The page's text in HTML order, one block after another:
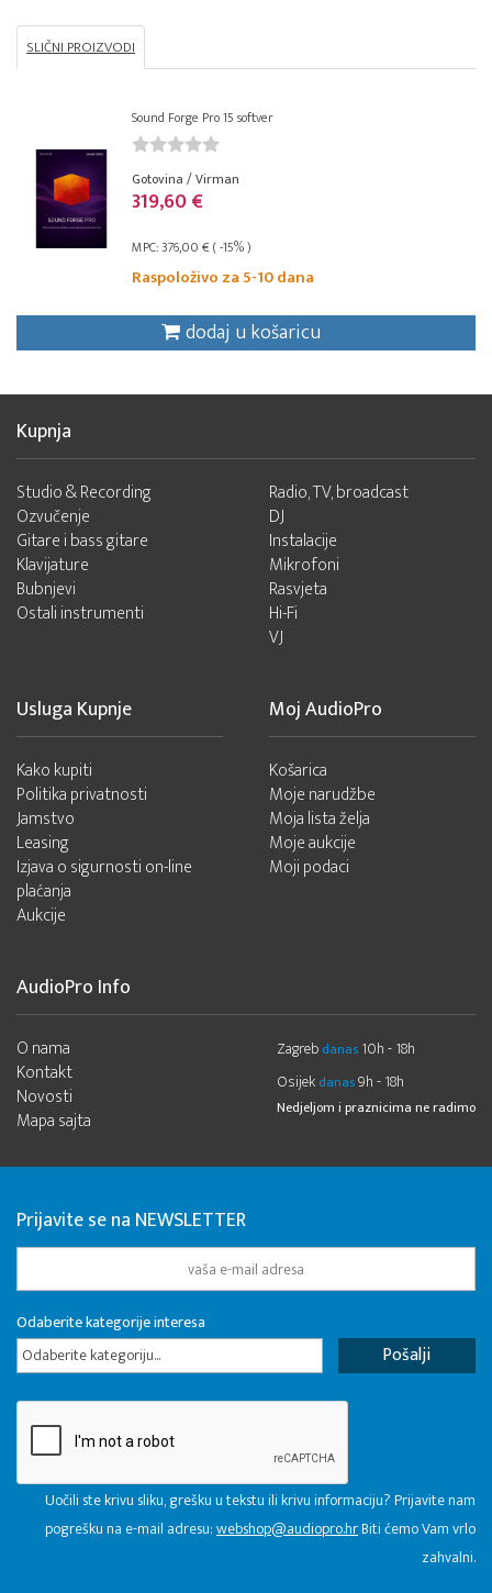
SLIČNI PROIZVODI
Sound Forge Pro 15 softver
Gotovina / Virman
319,60 €
MPC: 376,00 € ( -15% )
Raspoloživo za 5-10 dana
dodaj u košaricu
Kupnja
Studio & Recording
Ozvučenje
Gitare i bass gitare
Klavijature
Bubnjevi
Ostali instrumenti
Radio, TV, broadcast
DJ
Instalacije
Mikrofoni
Rasvjeta
Hi-Fi
VJ
Usluga Kupnje
Kako kupiti
Politika privatnosti
Jamstvo
Leasing
Izjava o sigurnosti on-line
plaćanja
Aukcije
Moj AudioPro
Košarica
Moje narudžbe
Moja lista želja
Moje aukcije
Moji podaci
AudioPro Info
O nama
Kontakt
Novosti
Mapa sajta
Zagreb danas 10h - 18h
Osijek danas9h - 18h
Nedjeljom i praznicima ne radimo
Prijavite se na NEWSLETTER
Odaberite kategorije interesa
Odaberite kategoriju...
Uočili ste krivu sliku, grešku u tekstu ili krivu informaciju? Prijavite nam
pogrešku na e-mail adresu:webshop@audiopro.hrBiti ćemo Vam vrlo
zahvalni.